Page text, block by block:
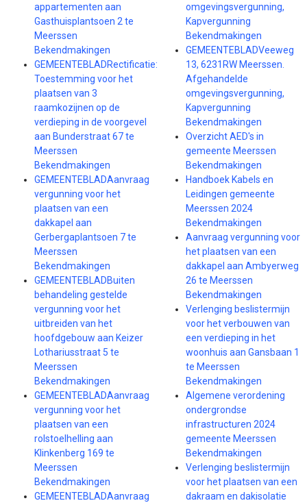
appartementen aan
Gasthuisplantsoen 2 te
Meerssen
Bekendmakingen
GEMEENTEBLADRectificatie:
Toestemming voor het
plaatsen van 3
raamkozijnen op de
verdieping in de voorgevel
aan Bunderstraat 67 te
Meerssen
Bekendmakingen
GEMEENTEBLADAanvraag
vergunning voor het
plaatsen van een
dakkapel aan
Gerbergaplantsoen 7 te
Meerssen
Bekendmakingen
GEMEENTEBLADBuiten
behandeling gestelde
vergunning voor het
uitbreiden van het
hoofdgebouw aan Keizer
Lothariusstraat 5 te
Meerssen
Bekendmakingen
GEMEENTEBLADAanvraag
vergunning voor het
plaatsen van een
rolstoelhelling aan
Klinkenberg 169 te
Meerssen
Bekendmakingen
GEMEENTEBLADAanvraag
omgevingsvergunning,
Kapvergunning
Bekendmakingen
GEMEENTEBLADVeeweg
13, 6231RW Meerssen.
Afgehandelde
omgevingsvergunning,
Kapvergunning
Bekendmakingen
Overzicht AED's in
gemeente Meerssen
Bekendmakingen
Handboek Kabels en
Leidingen gemeente
Meerssen 2024
Bekendmakingen
Aanvraag vergunning voor
het plaatsen van een
dakkapel aan Ambyerweg
26 te Meerssen
Bekendmakingen
Verlenging beslistermijn
voor het verbouwen van
een verdieping in het
woonhuis aan Gansbaan 1
te Meerssen
Bekendmakingen
Algemene verordening
ondergrondse
infrastructuren 2024
gemeente Meerssen
Bekendmakingen
Verlenging beslistermijn
voor het plaatsen van een
dakraam en dakisolatie